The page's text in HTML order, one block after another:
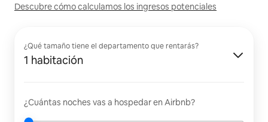
Descubre cómo calculamos los ingresos potenciales
¿Qué tamaño tiene el departamento que rentarás?
1 habitación
¿Cuántas noches vas a hospedar en Airbnb?